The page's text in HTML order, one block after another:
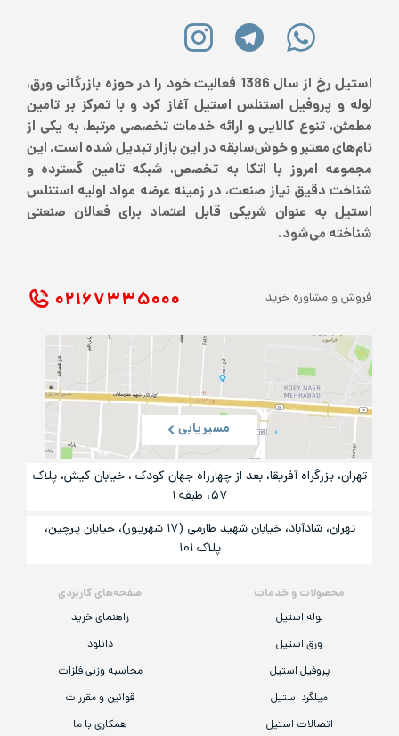
استیل رخ از سال 1386 فعالیت خود را در حوزه بازرگانی ورق،
لوله و پروفیل استنلس استیل آغاز کرد و با تمرکز بر تامین
مطمئن، تنوع کالایی و ارائه خدمات تخصصی مرتبط، به یکی از
نام‌های معتبر و خوش‌سابقه در این بازار تبدیل شده است. این
مجموعه امروز با اتکا به تخصص، شبکه تامین گسترده و
شناخت دقیق نیاز صنعت، در زمینه عرضه مواد اولیه استنلس
استیل به عنوان شریکی قابل اعتماد برای فعالان صنعتی
شناخته می‌شود.
محصولات و خدمات
لوله استیل
ورق استیل
پروفیل استیل
میلگرد استیل
اتصالات استیل
صفحه‌های کاربردی
راهنمای خرید
دانلود
محاسبه وزنی فلزات
قوانین و مقررات
همکاری با ما
فروش و مشاوره خرید ۰۲۱ ۶۷۳۳۵۰۰۰
مسیریابی
تهران، بزرگراه آفریقا، بعد از چهارراه جهان کودک ، خیابان کیش، پلاک
۵۷، طبقه ۱
تهران، شادآباد، خیابان شهید طارمی (۱۷ شهریور)، خیایان پرچین،
پلاک ۱۰۱